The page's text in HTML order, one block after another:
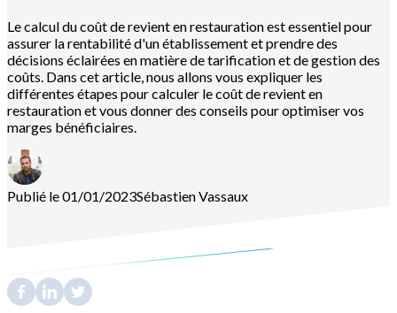
Le calcul du coût de revient en restauration est essentiel pour
assurer la rentabilité d'un établissement et prendre des
décisions éclairées en matière de tarification et de gestion des
coûts. Dans cet article, nous allons vous expliquer les
différentes étapes pour calculer le coût de revient en
restauration et vous donner des conseils pour optimiser vos
marges bénéficiaires.
Publié le 01/01/2023SébastienVassaux